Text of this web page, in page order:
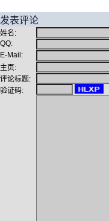
发表评论
姓名:
QQ:
E-Mail:
主页:
评论标题:
验证码: